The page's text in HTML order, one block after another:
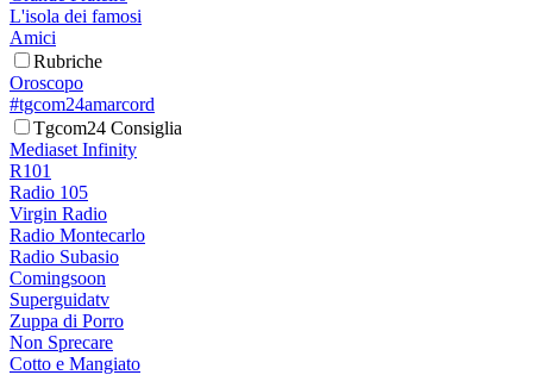
L'isola dei famosi
Amici
Rubriche
Oroscopo
#tgcom24amarcord
Tgcom24 Consiglia
Mediaset Infinity
R101
Radio 105
Virgin Radio
Radio Montecarlo
Radio Subasio
Comingsoon
Superguidatv
Zuppa di Porro
Non Sprecare
Cotto e Mangiato